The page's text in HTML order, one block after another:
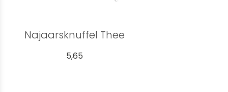
Najaarsknuffel Thee
5,65